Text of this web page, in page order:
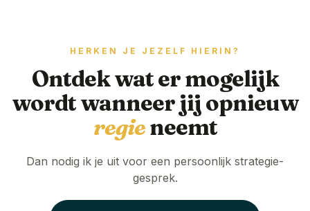
HERKEN JE JEZELF HIERIN?
Ontdek wat er mogelijk
wordt wanneer jij opnieuw
regieneemt
Dan nodig ik je uit voor een persoonlijk strategie-
gesprek.